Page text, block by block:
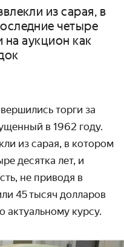
из сарая, в
четыре
на аукцион как
торги за
в 1962 году.
из сарая, в котором
десятка лет, и
не приводя в
45 тысяч долларов
актуальному курсу.